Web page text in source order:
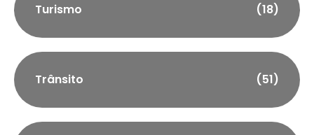
Turismo (18)
Trânsito (51)